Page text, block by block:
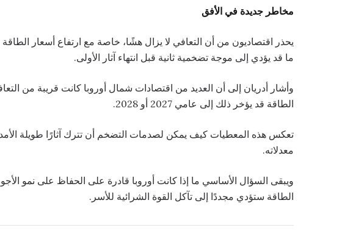
مخاطر جديدة في الأفق
يحذر اقتصاديون من أن التعافي لا يزال هشًا، خاصة مع ارتفاع أسعار
ما قد يؤدي إلى موجة تضخمية ثانية قبل انتهاء آثار الأولى.
وأشار أدريان إلى أن العديد من اقتصادات شمال أوروبا كانت قريبة من
الطاقة قد يؤخر ذلك إلى عامي 2027 أو 2028.
تعكس هذه المعطيات كيف يمكن لصدمات التضخم أن تترك آثارًا طويلة
معدلاته.
ويبقى السؤال الأساسي ما إذا كانت أوروبا قادرة على الحفاظ على نمو
الطاقة ستؤدي مجددًا إلى تآكل القوة الشرائية للأسر.